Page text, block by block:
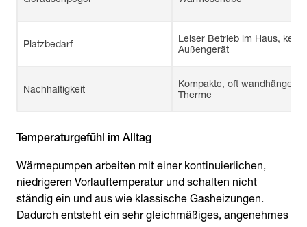
Platzbedarf
Leiser Betrieb im Haus, kein
Außengerät
Nachhaltigkeit
Kompakte, oft
Therme
Temperaturgefühl im Alltag
Wärmepumpen arbeiten mit einer kontinuierlichen,
niedrigeren Vorlauftemperatur und schalten nicht
ständig ein und aus wie klassische Gasheizungen.
Dadurch entsteht ein sehr gleichmäßiges, angenehmes